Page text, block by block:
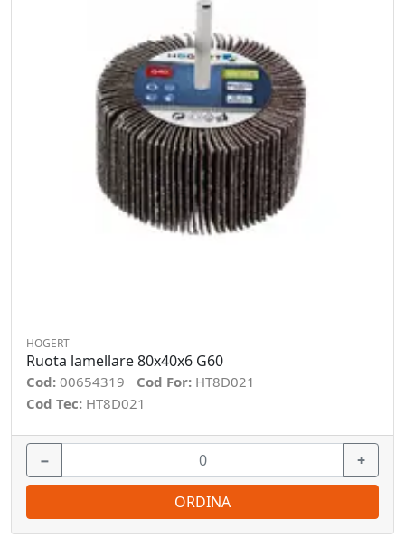
HOGERT
Ruota lamellare 80x40x6 G60
Cod: 00654319 Cod For: HT8D021
Cod Tec: HT8D021
− +
ORDINA